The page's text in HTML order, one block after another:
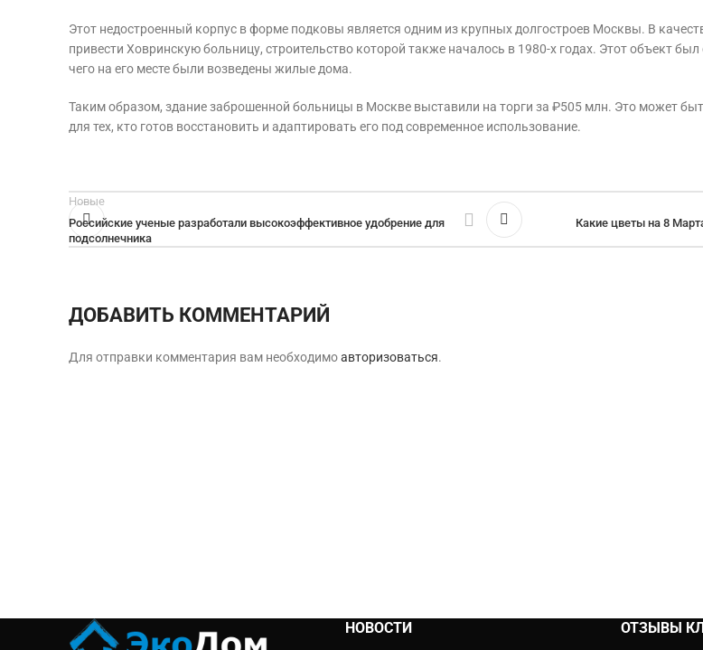
Этот недостроенный корпус в форме подковы является одним из крупных долгостроев Москвы. В
привести Ховринскую больницу, строительство которой также началось в 1980-х годах. Этот объект был
чего на его месте были возведены жилые дома.
Таким образом, здание заброшенной больницы в Москве выставили на торги за ₽505 млн. Это может
для тех, кто готов восстановить и адаптировать его под современное использование.
Новые
Российские ученые разработали высокоэффективное удобрение для
подсолнечника
Какие цветы на 8
ДОБАВИТЬ КОММЕНТАРИЙ
Для отправки комментария вам необходимоавторизоваться.
НОВОСТИ ОТЗЫВЫ